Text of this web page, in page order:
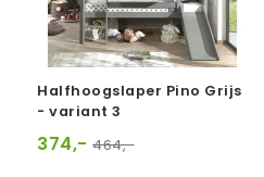
Halfhoogslaper Pino Grijs
- variant 3
374,- 464,-